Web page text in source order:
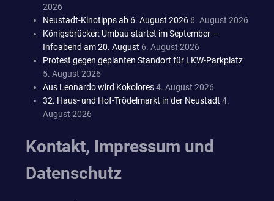
2026
Neustadt-Kinotipps ab 6. August 2026 6. August 2026
Königsbrücker: Umbau startet im September –
Infoabend am 20. August 6. August 2026
Protest gegen geplanten Standort für LKW-Parkplatz
5. August 2026
Aus Leonardo wird Kokolores4. August 2026
32. Haus- und Hof-Trödelmarkt in der Neustadt 4.
August 2026
Kontakt, Impressum und
Datenschutz